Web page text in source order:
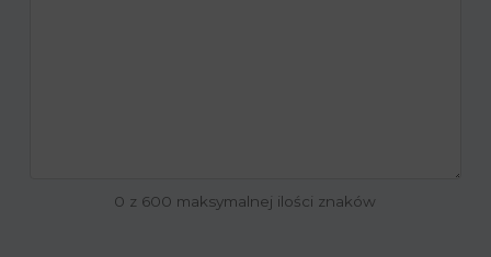
0 z 600 maksymalnej ilości znaków